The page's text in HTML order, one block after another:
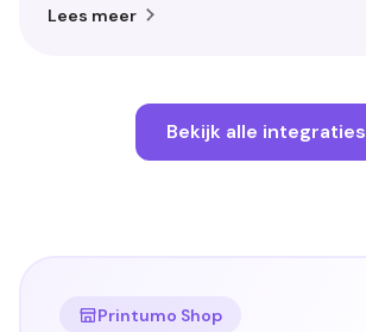
Lees meer
Bekijk alle integraties
Printumo Shop